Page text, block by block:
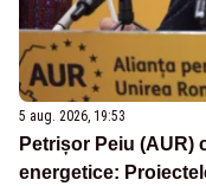
5 aug. 2026, 19:53
Petrișor Peiu (AUR)
energetice: